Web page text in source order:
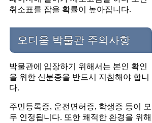
취소표를 잡을 확률이 높아집니다.
오디움 박물관 주의사항
박물관에 입장하기 위해서는 본인 확인
을 위한 신분증을 반드시 지참해야 합니
다.
주민등록증, 운전면허증, 학생증 등이 모
두 인정됩니다. 또한 쾌적한 환경을 위해